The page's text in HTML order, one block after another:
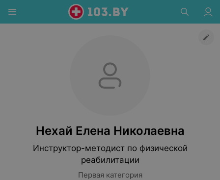
Нехай Елена Николаевна
Инструктор-методист по физической
реабилитации
Первая категория